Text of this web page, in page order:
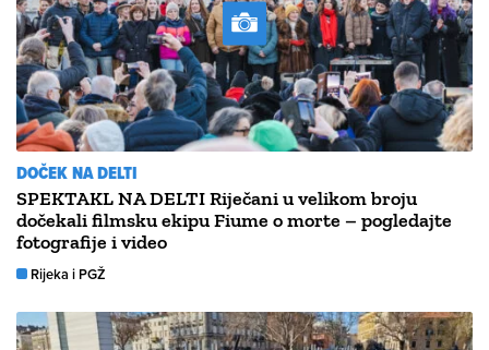
DOČEK NA DELTI
SPEKTAKL NA DELTI Riječani u velikom broju
dočekali filmsku ekipu Fiume o morte – pogledajte
fotografije i video
Rijeka i PGŽ